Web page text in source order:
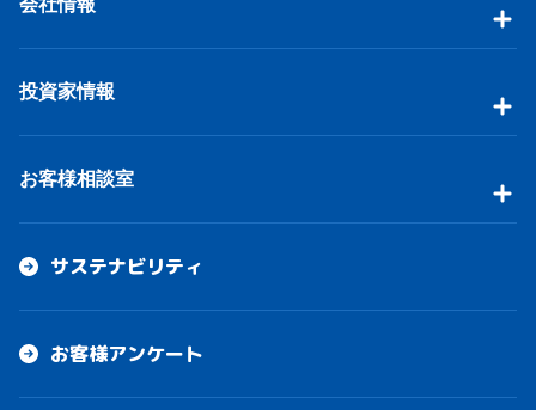
会社情報
投資家情報
お客様相談室
サステナビリティ
お客様アンケート